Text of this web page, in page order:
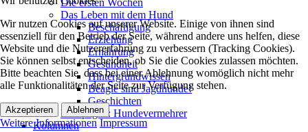
Die ersten Wochen
Das Leben mit dem Hund
Beschäftigung
Erziehung
Ernährung
Gesundheit
Hintergrundwissen
Beagle sind Jagdhunde!
Geschichten
Kampagne: Hundevermehrer
Kolumnen
Wir nutzen Cookies auf unserer Website. Einige von ihnen sind
essenziell für den Betrieb der Seite, während andere uns helfen, diese
Website und die Nutzererfahrung zu verbessern (Tracking Cookies).
Sie können selbst entscheiden, ob Sie die Cookies zulassen möchten.
Bitte beachten Sie, dass bei einer Ablehnung womöglich nicht mehr
alle Funktionalitäten der Seite zur Verfügung stehen.
Akzeptieren Ablehnen
Weitere Informationen Impressum